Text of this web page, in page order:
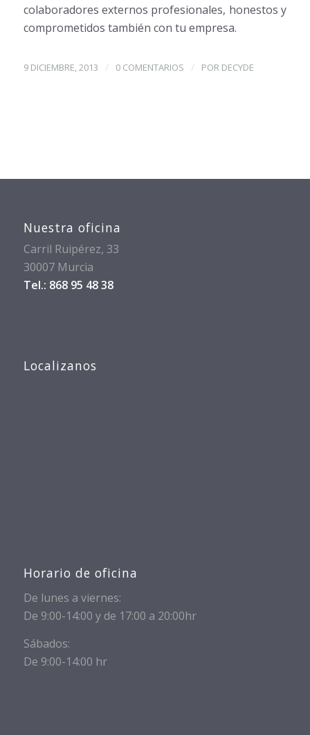
colaboradores externos profesionales, honestos y
comprometidos también con tu empresa.
9 DICIEMBRE, 2013 / 0 COMENTARIOS / POR DECYDE
Nuestra oficina
Carril Ruipérez, 33
30007 Murcia
Tel.: 868 95 48 38
Localizanos
Horario de oficina
De lunes a viernes:
De 9:00-14:00 y de 17:00 a 20:00hr
Sábados:
De 9:00-14:00 hr